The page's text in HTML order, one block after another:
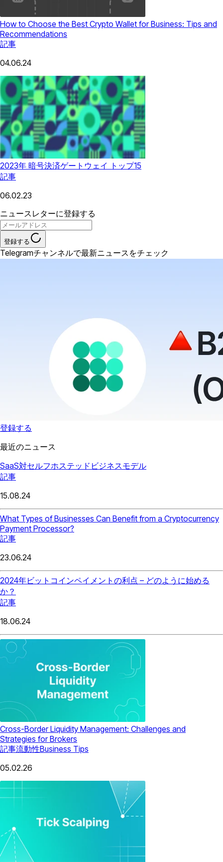
How to Choose the Best Crypto Wallet for Business: Tips and
Recommendations
記事
04.06.24
2023年 暗号決済ゲートウェイ トップ15
記事
06.02.23
ニュースレターに登録する
登録する
Telegramチャンネルで最新ニュースをチェック
登録する
最近のニュース
SaaS対セルフホステッドビジネスモデル
記事
15.08.24
What Types of Businesses Can Benefit from a Cryptocurrency
Payment Processor?
記事
23.06.24
2024年ビットコインペイメントの利点 – どのように始める
か？
記事
18.06.24
Cross-Border Liquidity Management: Challenges and
Strategies for Brokers
記事流動性Business Tips
05.02.26